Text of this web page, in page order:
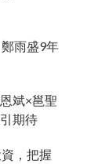
雨盛9年
斌×邕聖
期待
，把握